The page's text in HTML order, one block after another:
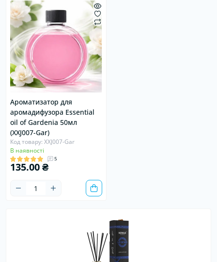
Хіт
Ароматизатор для
аромадифузора Essential
oil of Gardenia 50мл
(XXJ007-Gar)
Код товару: XXJ007-Gar
В наявності
5
135.00 ₴